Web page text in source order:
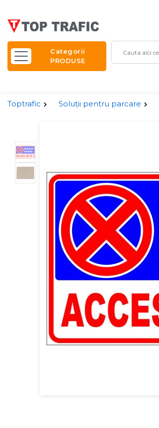
Categorii
PRODUSE
Toptrafic Soluții pentru parcare